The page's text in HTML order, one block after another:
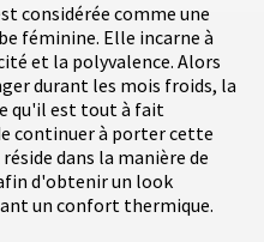
considérée comme une
féminine. Elle incarne à
et la polyvalence. Alors
durant les mois froids, la
qu'il est tout à fait
continuer à porter cette
dans la manière de
d'obtenir un look
un confort thermique.